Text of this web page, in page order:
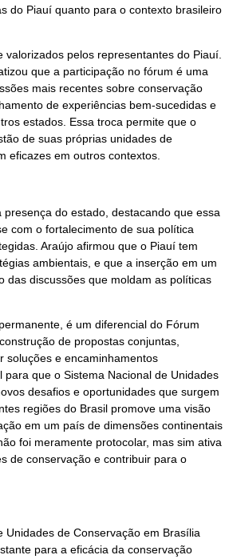
do Piauí quanto para o contexto brasileiro
pelos representantes do Piauí.
que a participação no fórum é uma
mais recentes sobre conservação
de experiências bem-sucedidas e
estados. Essa troca permite que o
de suas próprias unidades de
eficazes em outros contextos.
do estado, destacando que essa
com o fortalecimento de sua política
Araújo afirmou que o Piauí tem
ambientais, e que a inserção em um
das discussões que moldam as políticas
é um diferencial do Fórum
de propostas conjuntas,
soluções e encaminhamentos
que o Sistema Nacional de Unidades
desafios e oportunidades que surgem
regiões do Brasil promove uma visão
em um país de dimensões continentais
foi meramente protocolar, mas sim ativa
de conservação e contribuir para o
Unidades de Conservação em Brasília
para a eficácia da conservação